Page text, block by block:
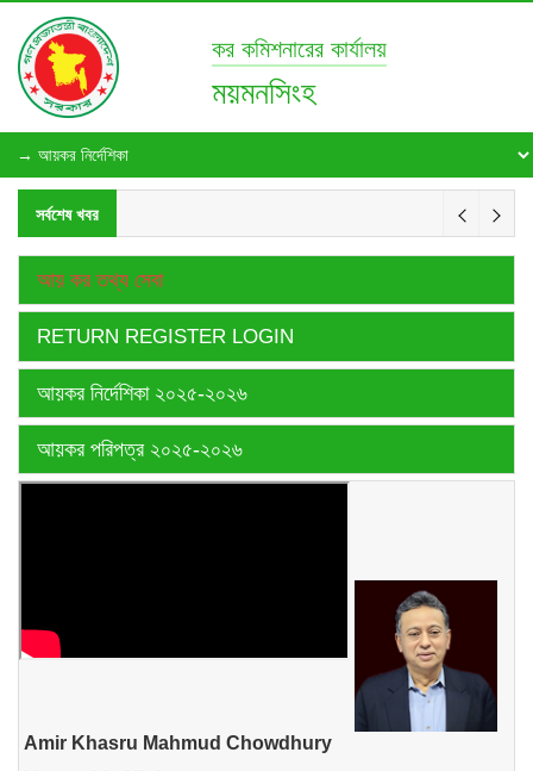
কর কমিশনারের কার্যালয়
ময়মনসিংহ
সর্বশেষ খবর
আয় কর তথ্য সেবা
RETURN REGISTER LOGIN
আয়কর নির্দেশিকা ২০২৫-২০২৬
আয়কর পরিপত্র ২০২৫-২০২৬
Amir Khasru Mahmud Chowdhury